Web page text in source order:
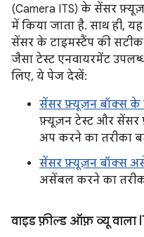
(Camera ITS) के सेंसर
में किया जाता है. साथ ही,
सेंसर के टाइमस्टैंप की
जैसा टेस्ट एनवायरमेंट
लिए, ये पेज देखें:
सेंसर फ़्यूज़न बॉक्स के
फ़्यूज़न टेस्ट और सेंसर
अप करने का तरीका
सेंसर फ़्यूज़न बॉक्स
असेंबल करने का
वाइड फ़ील्ड ऑफ़ व्यू वाला